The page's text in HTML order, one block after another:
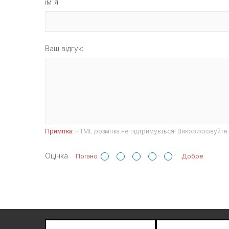
ім'я
Ваш відгук:
Примітка: HTML розмітка не підтримується! Використовуйте
Оцінка Погано Добре